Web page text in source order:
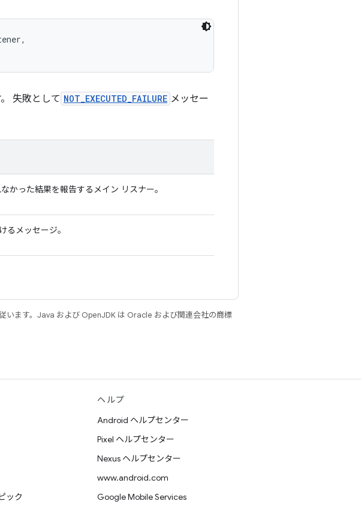
失敗として NOT_EXECUTED_FAILURE メッセー
かった結果を報告するメイン リスナー。
るメッセージ。
います。Java および OpenJDK は Oracle および関連会社の商標
ック
ヘルプ
Android ヘルプセンター
Pixel ヘルプセンター
Nexus ヘルプセンター
www.android.com
Google Mobile Services